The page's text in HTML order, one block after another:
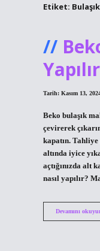
Etiket:
Yapılır
Tarih: Kasım 13,
Beko bulaşık
çevirerek
kapatın.
altında iyice
açtığınızda alt
nasıl yapılır?
Devamını